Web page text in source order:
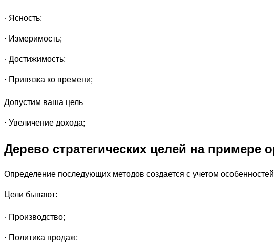
· Ясность;
· Измеримость;
· Достижимость;
· Привязка ко времени;
Допустим ваша цель
· Увеличение дохода;
Дерево стратегических целей на
Определение последующих методов создается с учетом
Цели бывают:
· Производство;
· Политика продаж;